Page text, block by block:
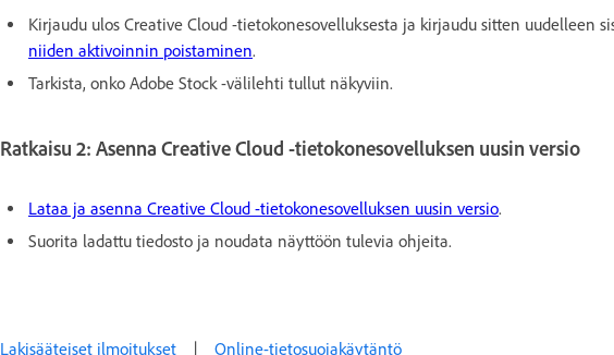
Kirjaudu ulos Creative Cloud -tietokonesovelluksesta ja kirjaudu sitten uudelleen
niiden aktivoinnin poistaminen.
Tarkista, onko Adobe Stock -välilehti tullut näkyviin.
Ratkaisu 2: Asenna Creative Cloud -tietokonesovelluksen uusin versio
Lataa ja asenna Creative Cloud -tietokonesovelluksen uusin versio.
Suorita ladattu tiedosto ja noudata näyttöön tulevia ohjeita.
Lakisääteiset ilmoitukset | Online-tietosuojakäytäntö